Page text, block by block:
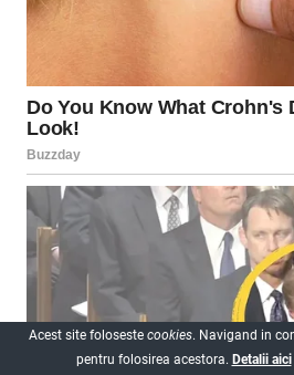
Acest site foloseste cookies. Navigand in
pentru folosirea acestora. Detalii aici